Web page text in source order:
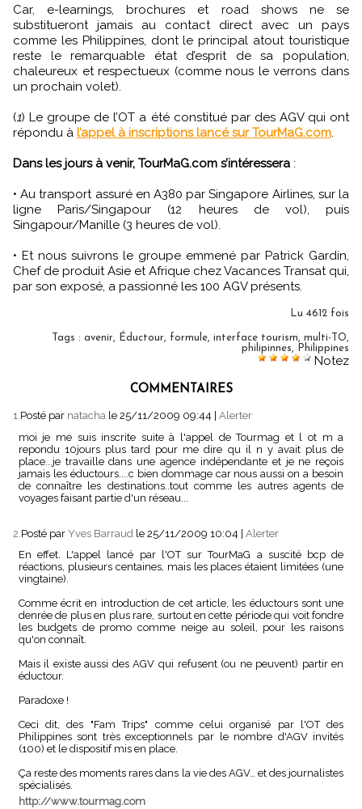
Car, e-learnings, brochures et road shows ne se
substitueront jamais au contact direct avec un pays
comme les Philippines, dont le principal atout touristique
reste le remarquable état d’esprit de sa population,
chaleureux et respectueux (comme nous le verrons dans
un prochain volet).
(1) Le groupe de l’OT a été constitué par des AGV qui ont
répondu à l’appel à inscriptions lancé sur TourMaG.com.
Dans les jours à venir, TourMaG.com s’intéressera :
• Au transport assuré en A380 par Singapore Airlines, sur la
ligne Paris/Singapour (12 heures de vol), puis
Singapour/Manille (3 heures de vol).
• Et nous suivrons le groupe emmené par Patrick Gardin,
Chef de produit Asie et Afrique chez Vacances Transat qui,
par son exposé, a passionné les 100 AGV présents.
Lu 4612 fois
Tags : avenir, Éductour, formule, interface tourism, multi-TO,
philipinnes, Philippines
Notez
COMMENTAIRES
1.Posté par natacha le 25/11/2009 09:44
Alerter
moi je me suis inscrite suite à l'appel de Tourmag et l ot m a
repondu 10jours plus tard pour me dire qu il n y avait plus de
place...je travaille dans une agence indépendante et je ne reçois
jamais les éductours....c bien dommage car nous aussi on a besoin
de connaître les destinations..tout comme les autres agents de
voyages faisant partie d'un réseau...
2. Posté par Yves Barraud le 25/11/2009 10:04 | Alerter
En effet. L'appel lancé par l'OT sur TourMaG a suscité bcp de
réactions, plusieurs centaines, mais les places étaient limitées (une
vingtaine).
Comme écrit en introduction de cet article, les éductours sont une
denrée de plus en plus rare, surtout en cette période qui voit fondre
les budgets de promo comme neige au soleil, pour les raisons
qu'on connaît.
Mais il existe aussi des AGV qui refusent (ou ne peuvent) partir en
éductour.
Paradoxe !
Ceci dit, des "Fam Trips" comme celui organisé par l'OT des
Philippines sont très exceptionnels par le nombre d'AGV invités
(100) et le dispositif mis en place.
Ça reste des moments rares dans la vie des AGV… et des journalistes
spécialisés.
http://www.tourmag.com